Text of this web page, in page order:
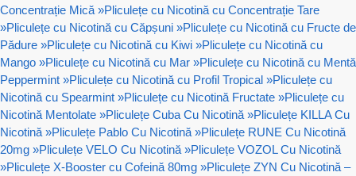
Concentrație Mică »Pliculețe cu Nicotină cu Concentrație Tare
»Pliculețe cu Nicotină cu Căpșuni »Pliculețe cu Nicotină cu Fructe de
Pădure »Pliculețe cu Nicotină cu Kiwi »Pliculețe cu Nicotină cu
Mango »Pliculețe cu Nicotină cu Mar »Pliculețe cu Nicotină cu Mentă
Peppermint »Pliculețe cu Nicotină cu Profil Tropical »Pliculețe cu
Nicotină cu Spearmint »Pliculețe cu Nicotină Fructate »Pliculețe cu
Nicotină Mentolate »Pliculețe Cuba Cu Nicotină »Pliculețe KILLA Cu
Nicotină »Pliculețe Pablo Cu Nicotină »Pliculețe RUNE Cu Nicotină
20mg »Pliculețe VELO Cu Nicotină »Pliculețe VOZOL Cu Nicotină
»Pliculețe X-Booster cu Cofeină 80mg »Pliculețe ZYN Cu Nicotină –